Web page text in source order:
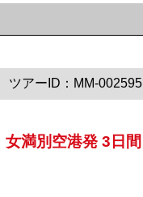
ツアーID：MM-002595
満別空港発 3日間